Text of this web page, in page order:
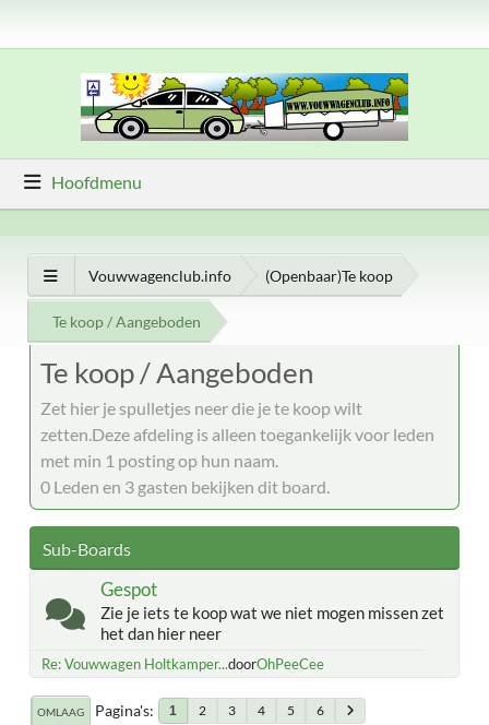
Hoofdmenu
Vouwwagenclub.info (Openbaar)Te koop
Te koop / Aangeboden
Te koop / Aangeboden
Zet hier je spulletjes neer die je te koop wilt
zetten.Deze afdeling is alleen toegankelijk voor leden
met min 1 posting op hun naam.
0 Leden en 3 gasten bekijken dit board.
Sub-Boards
Gespot
Zie je iets te koop wat we niet mogen missen zet
het dan hier neer
Re: Vouwwagen Holtkamper...doorOhPeeCee
OMLAAG Pagina's 1 2 3 4 5 6